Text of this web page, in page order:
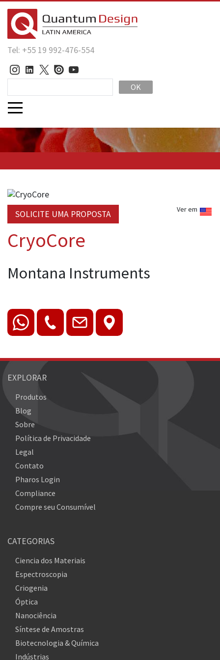
Tel: +55 19 992-476-554
OK
Ver em
SOLICITE UMA PROPOSTA
CryoCore
Montana Instruments
EXPLORAR
Produtos
Blog
Sobre
Política de Privacidade
Legal
Contato
Pharos Login
Compliance
Compre seu Consumível
CATEGORIAS
Ciencia dos Materiais
Espectroscopia
Criogenia
Óptica
Nanociência
Síntese de Amostras
Biotecnologia & Química
Indústrias